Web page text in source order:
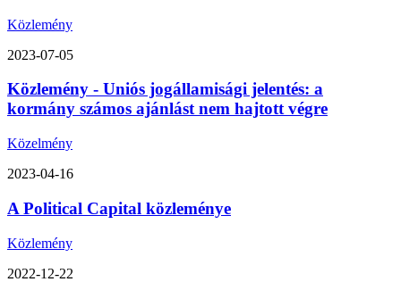
Közlemény
2023-07-05
Közlemény - Uniós jogállamisági jelentés: a
kormány számos ajánlást nem hajtott végre
Közelmény
2023-04-16
A Political Capital közleménye
Közlemény
2022-12-22